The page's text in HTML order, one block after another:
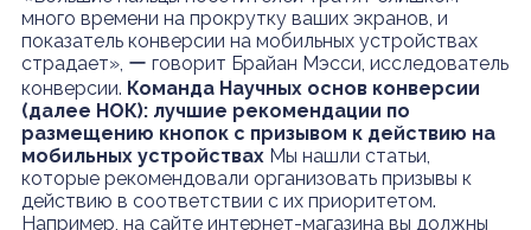
много времени на прокрутку ваших экранов, и
показатель конверсии на мобильных устройствах
страдает», ー говорит Брайан Мэсси, исследователь
конверсии. Команда Научных основ конверсии
(далее НОК): лучшие рекомендации по
размещению кнопок с призывом к действию на
мобильных устройствахМы нашли статьи,
которые рекомендовали организовать призывы к
действию в соответствии с их приоритетом.
Например, на сайте интернет-магазина вы должны